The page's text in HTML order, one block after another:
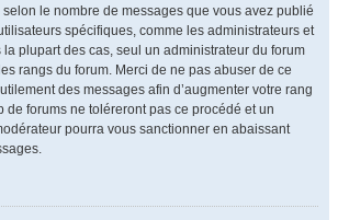
le nombre de messages que vous avez publié
spécifiques, comme les administrateurs et
la plupart des cas, seul un administrateur du forum
rangs du forum. Merci de ne pas abuser de ce
des messages afin d’augmenter votre rang
de forums ne toléreront pas ce procédé et un
pourra vous sanctionner en abaissant